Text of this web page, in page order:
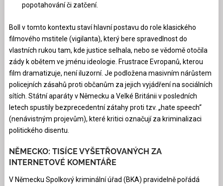
popotahování či zatčení.
Boll v tomto kontextu staví hlavní postavu do role klasického
filmového mstitele (vigilanta), který bere spravedlnost do
vlastních rukou tam, kde justice selhala, nebo se vědomě otočila
zády k obětem ve jménu ideologie. Frustrace Evropanů, kterou
film dramatizuje, není iluzorní. Je podložena masivním nárůstem
policejních zásahů proti občanům za jejich vyjádření na sociálních
sítích. Státní aparáty v Německu a Velké Británii v posledních
letech spustily bezprecedentní zátahy proti tzv. „hate speech“
(nenávistným projevům), které kritici označují za kriminalizaci
politického disentu.
NĚMECKO: TISÍCE VYŠETŘOVANÝCH ZA
INTERNETOVÉ KOMENTÁŘE
V Německu Spolkový kriminální úřad (BKA) pravidelně pořádá